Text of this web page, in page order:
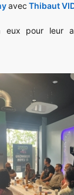
avec Thibaut
pour leur